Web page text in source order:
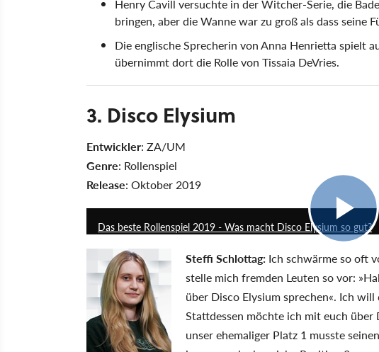
Henry Cavill versuchte in der Witcher-Serie, die
bringen, aber die Wanne war zu groß als dass seine
Die englische Sprecherin von Anna Henrietta spielt
übernimmt dort die Rolle von Tissaia DeVries.
3. Disco Elysium
Entwickler: ZA/UM
Genre: Rollenspiel
Release: Oktober 2019
Das beste Rollenspiel 2019 - Was macht Disco Elysium so gut?
Steffi Schlottag: Ich schwärme so oft
stelle mich fremden Leuten so vor:
über Disco Elysium sprechen«. Ich
Stattdessen möchte ich mit euch über
unser ehemaliger Platz 1 musste